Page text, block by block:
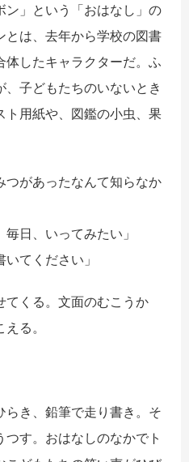
ン」という「おはなし」の
とは、去年から学校の図書
したキャラクターだ。ふ
子どもたちのいないとき
ト用紙や、図鑑の小虫、果
つがあったなんて知らなか
毎日、いってみたい」
てください」
くる。文面のむこうか
る。
き、鉛筆で走り書き。そ
す。おはなしのなかでト